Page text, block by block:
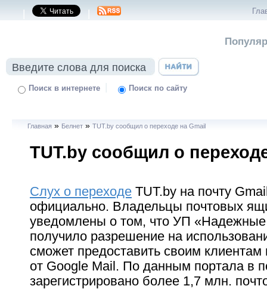
| |
Поиск в интернете | Поиск по сайту
Главная » Белнет »TUT.by сообщил о переходе на Gmail
TUT.by сообщил о
Слух о переходе TUT.by на почту
официально. Владельцы почтовых
уведомлены о том, что УП
получило разрешение на
сможет предоставить своим клиентам
от Google Mail. По данным портала в
зарегистрировано более 1,7 млн.